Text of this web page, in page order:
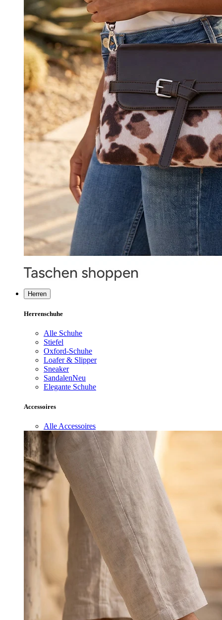
Herren
Herrenschuhe
Alle Schuhe
Stiefel
Oxford-Schuhe
Loafer & Slipper
Sneaker
SandalenNeu
Elegante Schuhe
Accessoires
Alle Accessoires